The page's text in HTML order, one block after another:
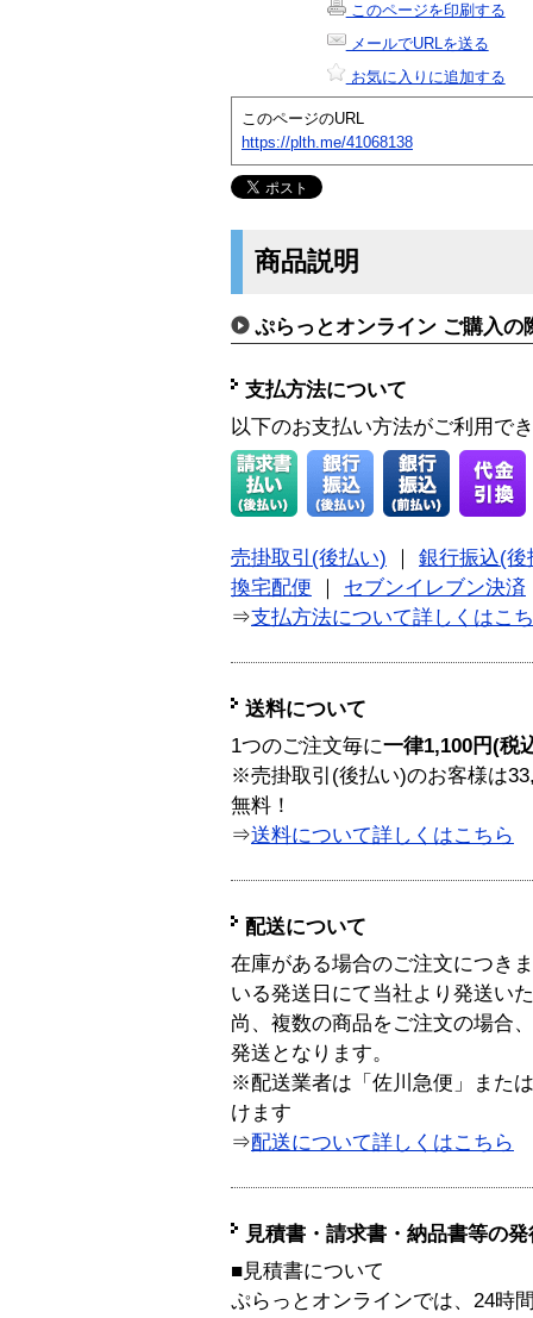
このページを印刷する
メールでURLを送る
お気に入りに追加する
このページのURL
https://plth.me/41068138
商品説明
ぷらっとオンライン ご購入の
支払方法について
以下のお支払い方法がご利用で
売掛取引(後払い)
銀行振込(後
換宅配便
セブンイレブン決済
⇒支払方法について詳しくはこ
送料について
1つのご注文毎に一律1,100円(税
※売掛取引(後払い)のお客様は
無料！
⇒送料について詳しくはこちら
配送について
在庫がある場合のご注文につき
いる発送日にて当社より発送い
尚、複数の商品をご注文の場合
発送となります。
※配送業者は「佐川急便」また
けます
⇒配送について詳しくはこちら
見積書・請求書・納品書等の
■見積書について
ぷらっとオンラインでは、24時